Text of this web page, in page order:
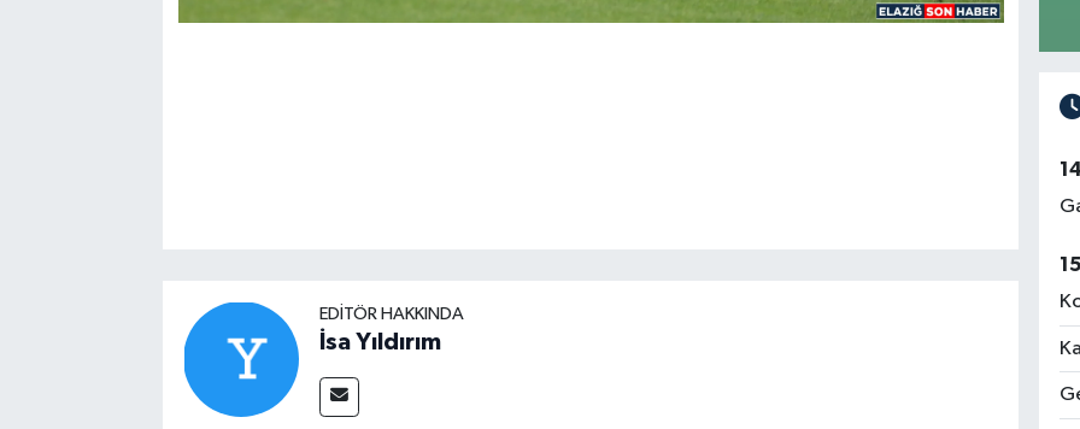
EDITÖR HAKKINDA
İsa Yıldırım